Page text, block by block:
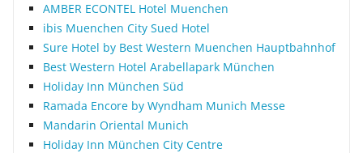
AMBER ECONTEL Hotel Muenchen
ibis Muenchen City Sued Hotel
Sure Hotel by Best Western Muenchen Hauptbahnhof
Best Western Hotel Arabellapark München
Holiday Inn München Süd
Ramada Encore by Wyndham Munich Messe
Mandarin Oriental Munich
Holiday Inn München City Centre